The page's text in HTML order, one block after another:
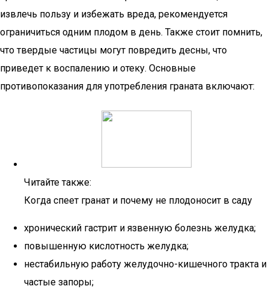
извлечь пользу и избежать вреда, рекомендуется
ограничиться одним плодом в день. Также стоит помнить,
что твердые частицы могут повредить десны, что
приведет к воспалению и отеку. Основные
противопоказания для употребления граната включают:
Читайте также:
Когда спеет гранат и почему не плодоносит в саду
хронический гастрит и язвенную болезнь желудка;
повышенную кислотность желудка;
нестабильную работу желудочно-кишечного тракта и
частые запоры;